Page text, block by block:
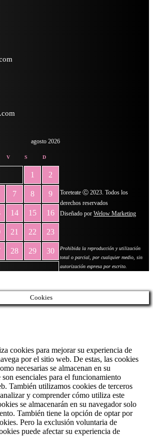
agosto 2026
V S D
1 2
7 8 9
14 15 16
21 22 23
28 29 30
Toreteate Ⓒ 2023. Todos los
derechos reservados
Diseñado por Welow Marketing
Prohibida la reproducción y utilización
total o parcial, por cualquier medio, sin
autorización expresa por escrito.
Cookies
cookies para mejorar su experiencia de
por el sitio web. De estas, las cookies
necesarias se almacenan en su
esenciales para el funcionamiento
También utilizamos cookies de terceros
y comprender cómo utiliza este
se almacenarán en su navegador solo
También tiene la opción de optar por
Pero la exclusión voluntaria de
puede afectar su experiencia de